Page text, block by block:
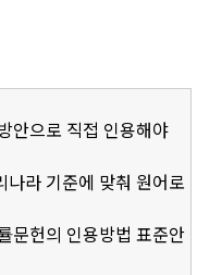
안으로 직접 인용해야
나라 기준에 맞춰 원어로
문헌의 인용방법 표준안